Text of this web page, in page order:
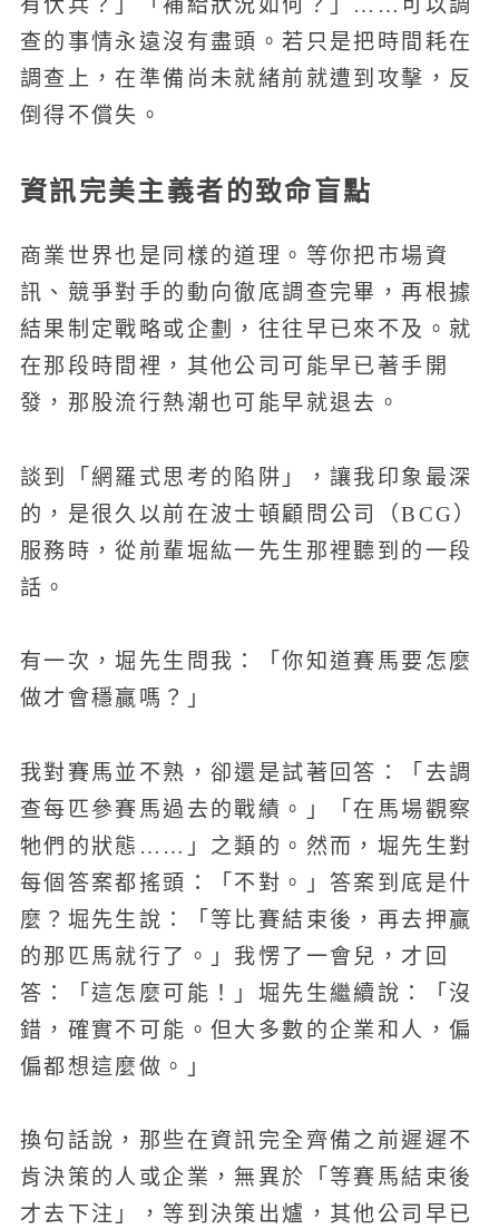
有伏兵？」「補給狀況如何？」……可以調
查的事情永遠沒有盡頭。若只是把時間耗在
調查上，在準備尚未就緒前就遭到攻擊，反
倒得不償失。
資訊完美主義者的致命盲點
商業世界也是同樣的道理。等你把市場資
訊、競爭對手的動向徹底調查完畢，再根據
結果制定戰略或企劃，往往早已來不及。就
在那段時間裡，其他公司可能早已著手開
發，那股流行熱潮也可能早就退去。
談到「網羅式思考的陷阱」，讓我印象最深
的，是很久以前在波士頓顧問公司（BCG）
服務時，從前輩堀紘一先生那裡聽到的一段
話。
有一次，堀先生問我：「你知道賽馬要怎麼
做才會穩贏嗎？」
我對賽馬並不熟，卻還是試著回答：「去調
查每匹參賽馬過去的戰績。」「在馬場觀察
牠們的狀態……」之類的。然而，堀先生對
每個答案都搖頭：「不對。」答案到底是什
麼？堀先生說：「等比賽結束後，再去押贏
的那匹馬就行了。」我愣了一會兒，才回
答：「這怎麼可能！」堀先生繼續說：「沒
錯，確實不可能。但大多數的企業和人，偏
偏都想這麼做。」
換句話說，那些在資訊完全齊備之前遲遲不
肯決策的人或企業，無異於「等賽馬結束後
才去下注」，等到決策出爐，其他公司早已